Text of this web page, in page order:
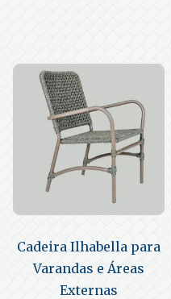
Cadeira Ilhabella para
Varandas e Áreas
Externas